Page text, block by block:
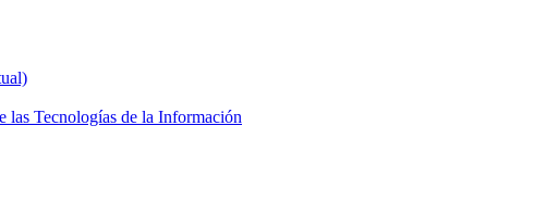
las Tecnologías de la Información